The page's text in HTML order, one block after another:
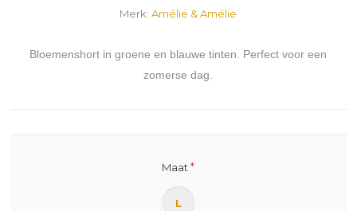
Merk: Amélie & Amélie
Bloemenshort in groene en blauwe tinten. Perfect voor een
zomerse dag.
Maat *
L